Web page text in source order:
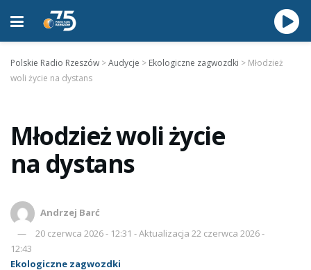
Polskie Radio Rzeszów >Audycje > Ekologiczne zagwozdki > Młodzież
woli życie na dystans
Młodzież woli życie
na dystans
Andrzej Barć
20 czerwca 2026 - 12:31 - Aktualizacja 22 czerwca 2026 -
12:43
Ekologiczne zagwozdki